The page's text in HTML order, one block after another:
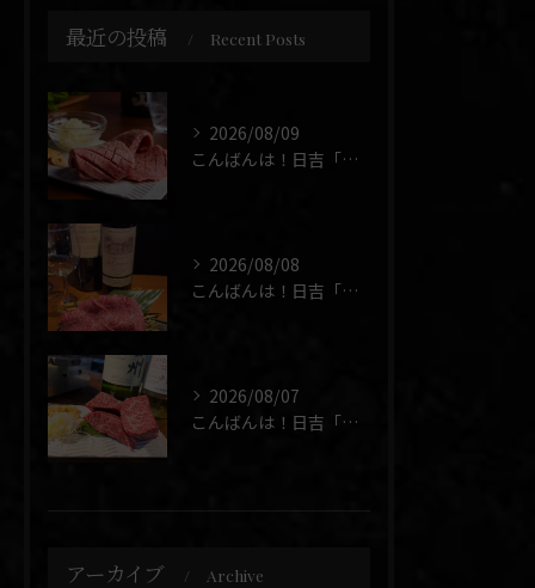
最近の投稿 Recent Posts
2026/08/09
こんばんは！日吉「焼肉 煉」です🥩
2026/08/08
こんばんは！日吉「焼肉 煉」です🥩
2026/08/07
こんばんは！日吉「焼肉 煉」です🥩
アーカイブ Archive